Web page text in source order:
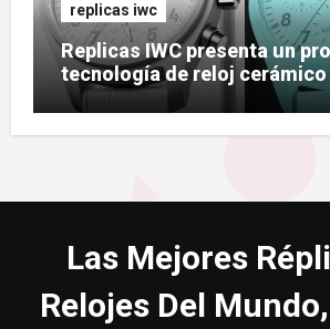
replicas iwc
Replicas IWC presenta un
tecnología de reloj
Ceralume
Las Mejores
Relojes Del